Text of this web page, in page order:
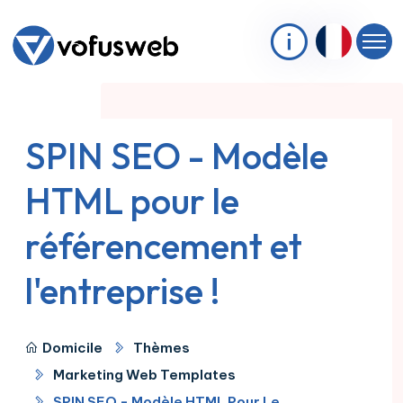
SPIN SEO - Modèle
HTML pour le
référencement et
l'entreprise !
Domicile
Thèmes
Marketing Web Templates